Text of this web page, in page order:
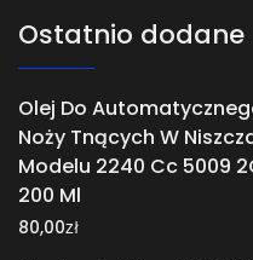
Ostatnio dodane
Olej Do
Noży Tnących W
Modelu 2240 Cc 5009
200 Ml
80,00zł